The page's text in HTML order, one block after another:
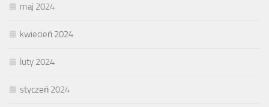
maj 2024
kwiecień 2024
luty 2024
styczeń 2024